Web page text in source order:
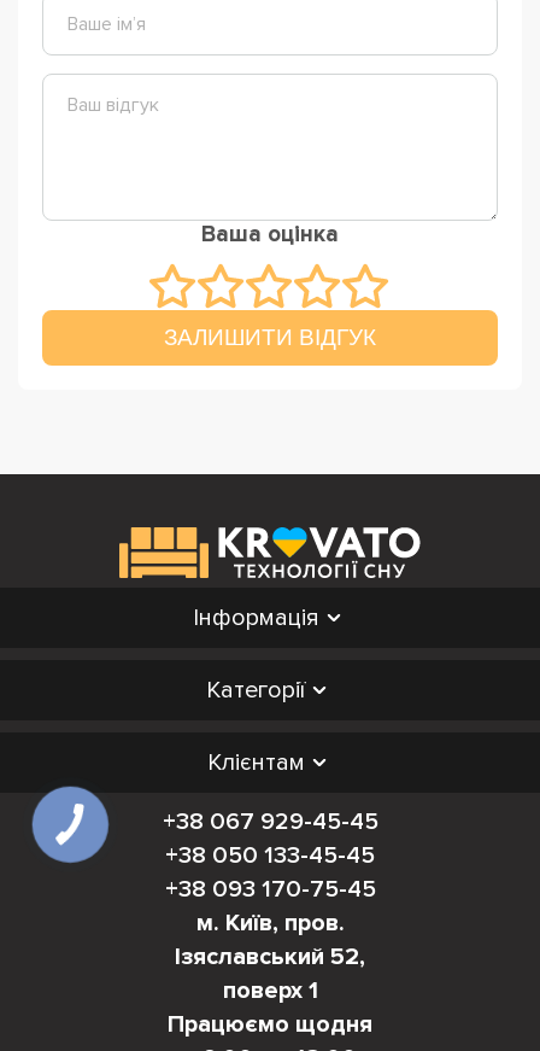
Ваша оцінка
ЗАЛИШИТИ ВІДГУК
Інформація
Категорії
Клієнтам
+38 067 929-45-45
+38 050 133-45-45
+38 093 170-75-45
м. Київ, пров.
Ізяславський 52,
поверх 1
Працюємо щодня